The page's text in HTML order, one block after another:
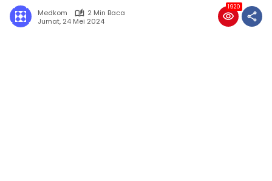
Medkom
2 Min Baca
Jumat, 24 Mei 2024
1920